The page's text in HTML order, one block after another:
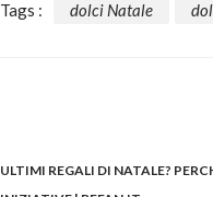
Tags : dolci Natale
ULTIMI REGALI DI NATALE?